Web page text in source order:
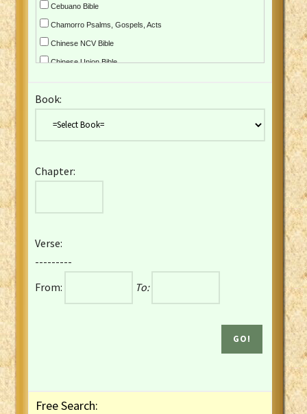
Cebuano Bible
Chamorro Psalms, Gospels, Acts
Chinese NCV Bible
Chinese Union Bible
Czech Kralicka Bible
English YLT 1898 Bible
French Darby Bible
French Louis Segond Bible
Gaelic (Manx) Selections
Gaelic (Scottish) Mark
Book:
Chapter:
Verse:
---------
From:
To:
Free Search: